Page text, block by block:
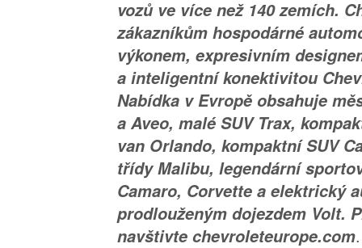
vozů ve více než 140 zemích.
zákazníkům hospodárné
výkonem, expresivním
a inteligentní konektivitou
Nabídka v Evropě obsahuje
a Aveo, malé SUV Trax,
van Orlando, kompaktní SUV
třídy Malibu, legendární
Camaro, Corvette a elektrický
prodlouženým dojezdem Volt.
navštivte chevroleteurope.com.